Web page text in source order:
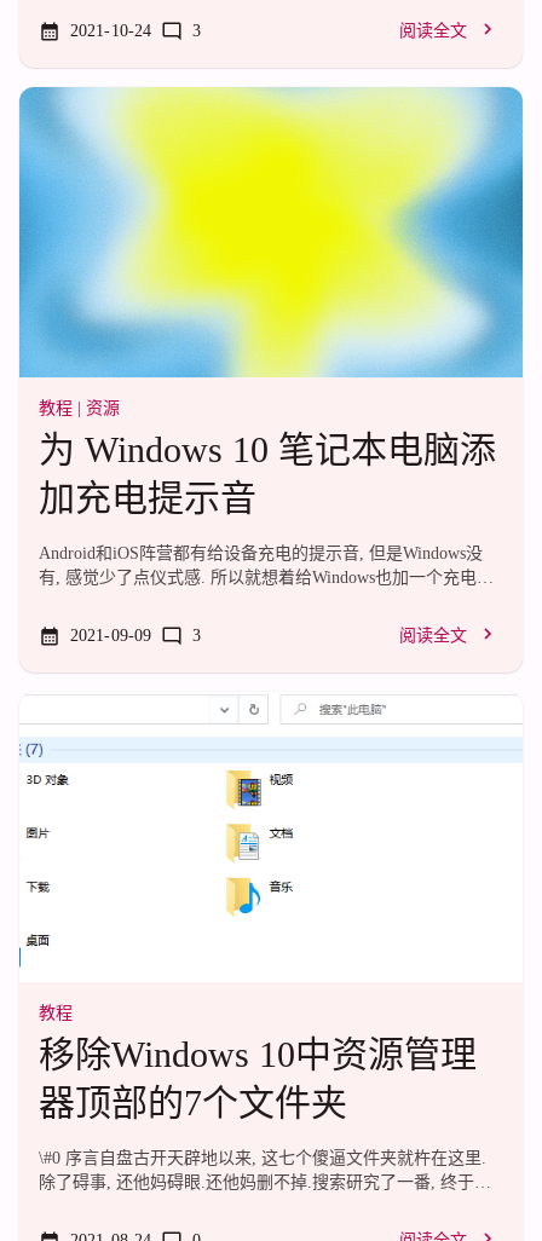
免将服务器暴露在不信任的环境.众所周知, Kindle是一个水墨
屏的电子阅读器.但是, 他有Shell.所以也能拿来开服.png今天的
受害者主角是一块Kindle Paperwhite 3, 拥有512M超大运存和一
颗高性能的ARMv7处理器, 还有一块4G海量容量的EMMC, 用
来开服真是再合适不过了.Kindle Paperwhite 2 及之前的设备只
有256M内存(甚至更少), 难以...
2021-10-24 3 阅读全文
教程 资源
为 Windows 10 笔记本电脑添
加充电提示音
Android和iOS阵营都有给设备充电的提示音, 但是Windows没
有, 感觉少了点仪式感. 所以就想着给Windows也加一个充电提
别成断开电源的问题.\#0 获取充电状态第一反应是通过
Windows日志获取电源状态更改事件, 然后用计划任务去播放声
音.结果实际测试下来这种方法延迟很高(约5秒), 体验不大行,
所以直接使用VBScript去实现查询.我也不知道为什么要这样实
现, 四处搜刮得到的代码, 能用就行.pngSet WMI =
GetObject("winmgmts:\\.\root\WMI...
2021-09-09 3 阅读全文
教程
移除Windows 10中资源管理
器顶部的7个文件夹
\#0 序言自盘古开天辟地以来, 这七个傻逼文件夹就杵在这里.
除了碍事, 还他妈碍眼.还他妈删不掉.搜索研究了一番, 终于找
remove.reg, 直接双击导入即可:Windows Registry Editor Version